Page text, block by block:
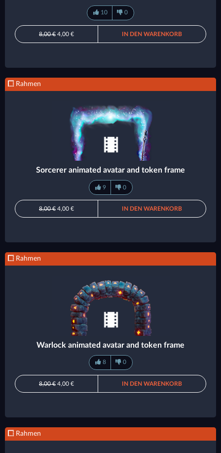
10 0
8,00 € 4,00 € IN DEN WARENKORB
Rahmen
Sorcerer animated avatar and token frame
9 0
8,00 € 4,00 € IN DEN WARENKORB
Rahmen
Warlock animated avatar and token frame
8 0
8,00 € 4,00 € IN DEN WARENKORB
Rahmen